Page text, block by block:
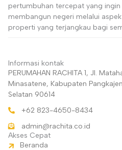
pertumbuhan tercepat yang
membangun negeri melalui
properti yang terjangkau bagi
Informasi kontak
PERUMAHAN RACHITA 1, Jl.
Minasatene, Kabupaten
Selatan 90614
+62 823-4650-8434
admin@rachita.co.id
Akses Cepat
Beranda